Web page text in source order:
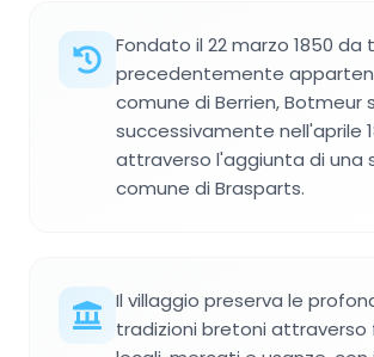
Fondato il 22 marzo 1850 da
precedentemente
comune di Berrien, Botmeur
successivamente nell'aprile
attraverso l'aggiunta di una
comune di Brasparts.
Il villaggio preserva le
tradizioni bretoni attraverso